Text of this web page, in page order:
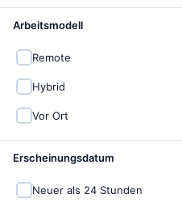
Arbeitsmodell
Remote
Hybrid
Vor Ort
Erscheinungsdatum
Neuer als 24 Stunden